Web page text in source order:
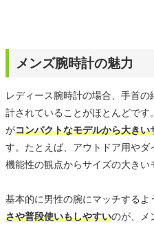
メンズ腕時計の魅力
レディース腕時計の場合、手首
計されていることがほとんどで
がコンパクトなモデルから大き
す。たとえば、アウトドア用や
機能性の観点からサイズの大きい
基本的に男性の腕にマッチするよ
さや普段使いもしやすいのが、メ